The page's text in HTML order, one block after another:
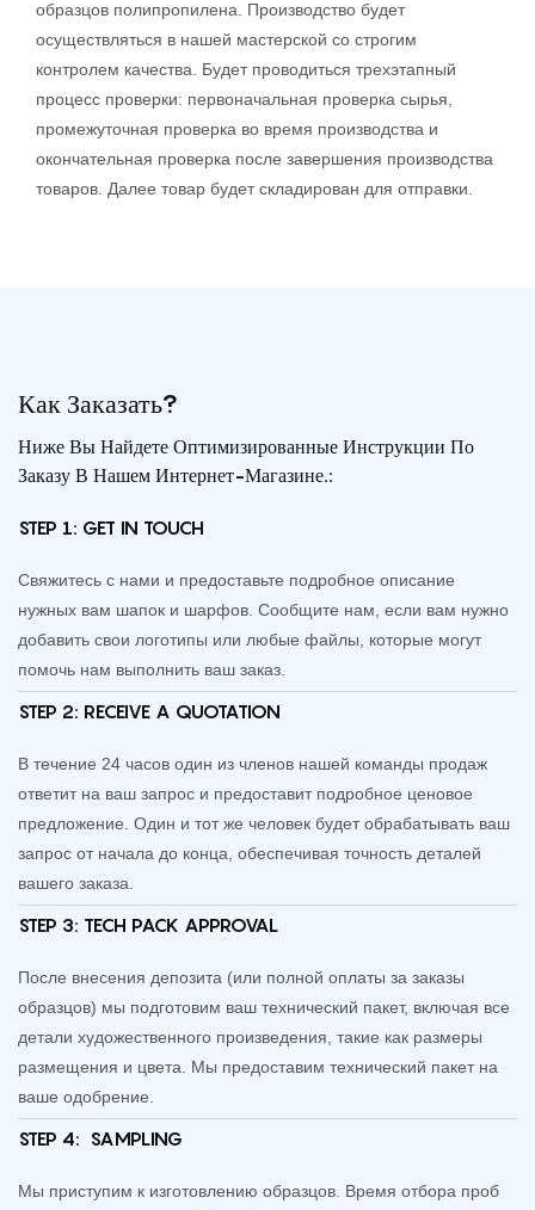
образцов полипропилена. Производство будет
осуществляться в нашей мастерской со строгим
контролем качества. Будет проводиться трехэтапный
процесс проверки: первоначальная проверка сырья,
промежуточная проверка во время производства и
окончательная проверка после завершения производства
товаров. Далее товар будет складирован для отправки.
Как Заказать?
Ниже Вы Найдете Оптимизированные Инструкции По
Заказу В Нашем Интернет-Магазине.:
STEP 1: GET IN TOUCH
Свяжитесь с нами и предоставьте подробное описание
нужных вам шапок и шарфов. Сообщите нам, если вам нужно
добавить свои логотипы или любые файлы, которые могут
помочь нам выполнить ваш заказ.
STEP 2: RECEIVE A QUOTATION
В течение 24 часов один из членов нашей команды продаж
ответит на ваш запрос и предоставит подробное ценовое
предложение. Один и тот же человек будет обрабатывать ваш
запрос от начала до конца, обеспечивая точность деталей
вашего заказа.
STEP 3: TECH PACK APPROVAL
После внесения депозита (или полной оплаты за заказы
образцов) мы подготовим ваш технический пакет, включая все
детали художественного произведения, такие как размеры
размещения и цвета. Мы предоставим технический пакет на
ваше одобрение.
STEP 4: SAMPLING
Мы приступим к изготовлению образцов. Время отбора проб